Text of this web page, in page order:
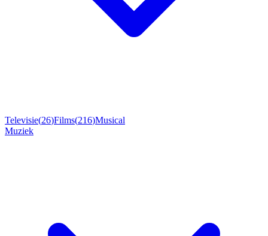
Televisie(26)Films(216)Musical
Muziek